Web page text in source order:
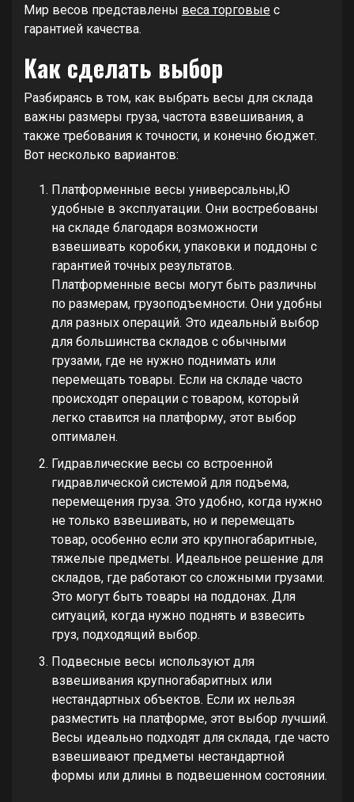
Мир весов представлены веса торговые с
гарантией качества.
Как сделать выбор
Разбираясь в том, как выбрать весы для склада
важны размеры груза, частота взвешивания, а
также требования к точности, и конечно бюджет.
Вот несколько вариантов:
Платформенные весы универсальны,Ю
удобные в эксплуатации. Они востребованы
на складе благодаря возможности
взвешивать коробки, упаковки и поддоны с
гарантией точных результатов.
Платформенные весы могут быть различны
по размерам, грузоподъемности. Они удобны
для разных операций. Это идеальный выбор
для большинства складов с обычными
грузами, где не нужно поднимать или
перемещать товары. Если на складе часто
происходят операции с товаром, который
легко ставится на платформу, этот выбор
оптимален.
Гидравлические весы со встроенной
гидравлической системой для подъема,
перемещения груза. Это удобно, когда нужно
не только взвешивать, но и перемещать
товар, особенно если это крупногабаритные,
тяжелые предметы. Идеальное решение для
складов, где работают со сложными грузами.
Это могут быть товары на поддонах. Для
ситуаций, когда нужно поднять и взвесить
груз, подходящий выбор.
Подвесные весы используют для
взвешивания крупногабаритных или
нестандартных объектов. Если их нельзя
разместить на платформе, этот выбор лучший.
Весы идеально подходят для склада, где часто
взвешивают предметы нестандартной
формы или длины в подвешенном состоянии.